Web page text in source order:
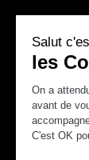
Salut
les
On a
avant de
C'est OK